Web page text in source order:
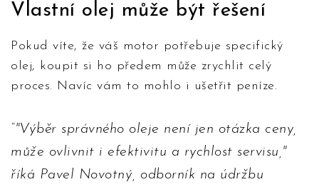
Vlastní olej může být řešení
Pokud víte, že váš motor potřebuje specifický
olej, koupit si ho předem může zrychlit celý
proces. Navíc vám to mohlo i ušetřit peníze.
"Výběr správného oleje není jen otázka ceny,
může ovlivnit i efektivitu a rychlost servisu,"
říká Pavel Novotný, odborník na údržbu